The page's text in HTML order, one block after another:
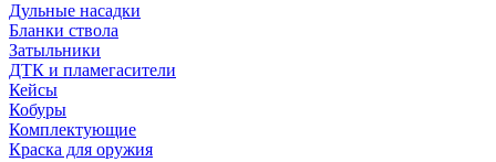
Дульные насадки
Бланки ствола
Затыльники
ДТК и пламегасители
Кейсы
Кобуры
Комплектующие
Краска для оружия